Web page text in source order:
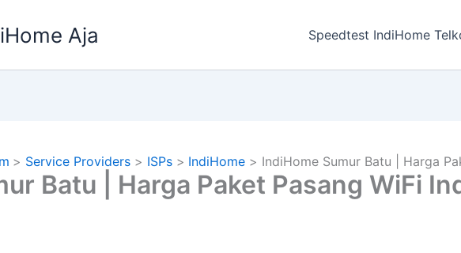
Aja Speedtest IndiHome
Service Providers ISPs IndiHome IndiHome Sumur Batu | Harga
Batu | Harga Paket Pasang WiFi